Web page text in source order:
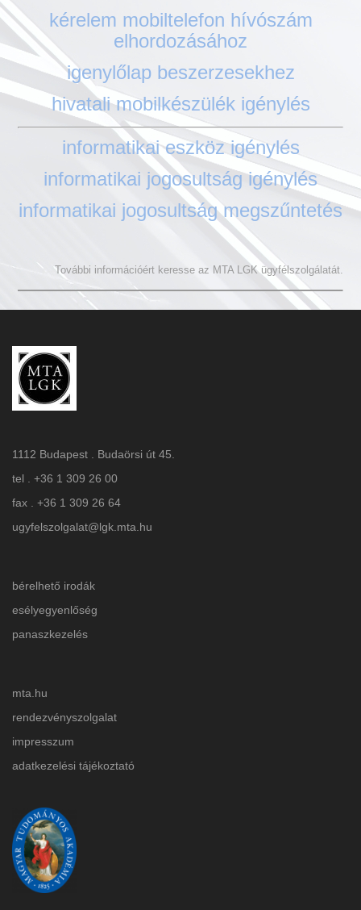
kérelem mobiltelefon hívószám
elhordozásához
igenylőlap beszerzesekhez
hivatali mobilkészülék igénylés
informatikai eszköz igénylés
informatikai jogosultság igénylés
informatikai jogosultság megszűntetés
További információért keresse az MTA LGK ügyfélszolgálatát.
1112 Budapest . Budaörsi út 45.
tel . +36 1 309 26 00
fax . +36 1 309 26 64
ugyfelszolgalat@lgk.mta.hu
bérelhető irodák
esélyegyenlőség
panaszkezelés
mta.hu
rendezvényszolgalat
impresszum
adatkezelési tájékoztató